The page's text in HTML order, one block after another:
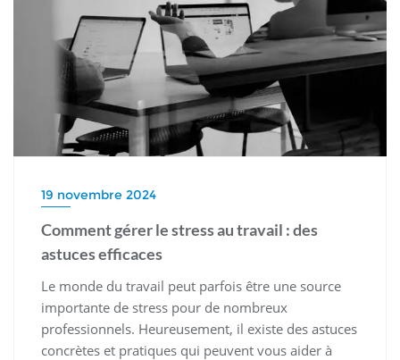
19 novembre 2024
Comment gérer le stress au travail : des
astuces efficaces
Le monde du travail peut parfois être une source
importante de stress pour de nombreux
professionnels. Heureusement, il existe des astuces
concrètes et pratiques qui peuvent vous aider à